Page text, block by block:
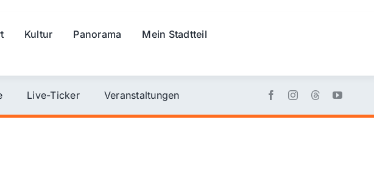
Kultur Panorama
Mein Stadtteil
Live-Ticker Veranstaltungen